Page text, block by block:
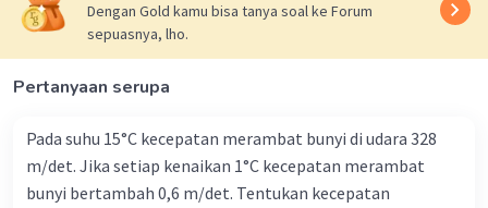
Iklan
Dengan Gold kamu bisa tanya soal ke Forum
sepuasnya, lho.
Pertanyaan serupa
Pada suhu 15°C kecepatan merambat bunyi di udara 328
m/det. Jika setiap kenaikan 1°C kecepatan merambat
bunyi bertambah 0,6 m/det. Tentukan kecepatan